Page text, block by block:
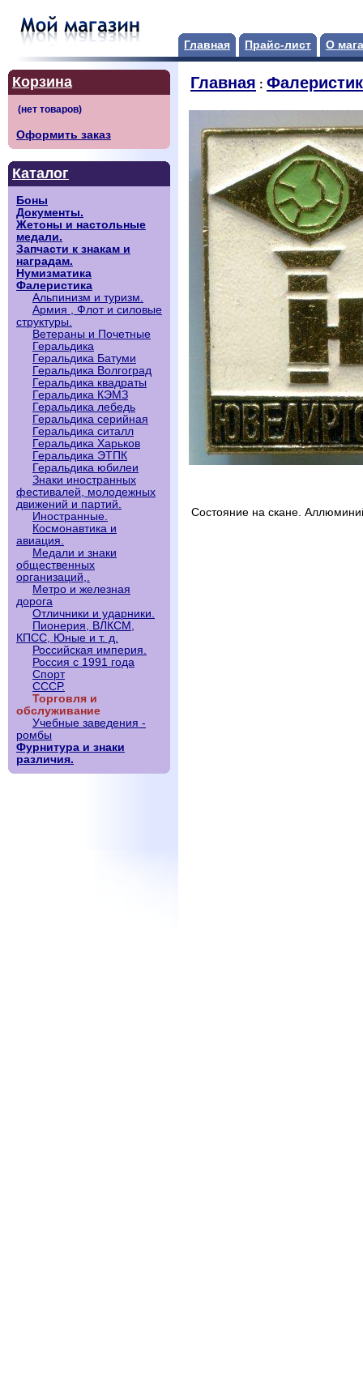
Главная Прайс-лист О
Корзина
Оформить заказ
Каталог
Боны
Документы.
Жетоны и настольные
медали.
Запчасти к знакам и
наградам.
Нумизматика
Фалеристика
Альпинизм и туризм.
Армия , Флот и силовые
структуры.
Ветераны и Почетные
Геральдика
Геральдика Батуми
Геральдика Волгоград
Геральдика квадраты
Геральдика КЭМЗ
Геральдика лебедь
Геральдика серийная
Геральдика ситалл
Геральдика Харьков
Геральдика ЭТПК
Геральдика юбилеи
Знаки иностранных
фестивалей, молодежных
движений и партий.
Иностранные.
Космонавтика и
авиация.
Медали и знаки
общественных
организаций,.
Метро и железная
дорога
Отличники и ударники.
Пионерия, ВЛКСМ,
КПСС, Юные и т. д.
Российская империя.
Россия с 1991 года
Спорт
СССР.
Торговля и
обслуживание
Учебные заведения -
ромбы
Фурнитура и знаки
различия.
Главная :
Состояние на скане.